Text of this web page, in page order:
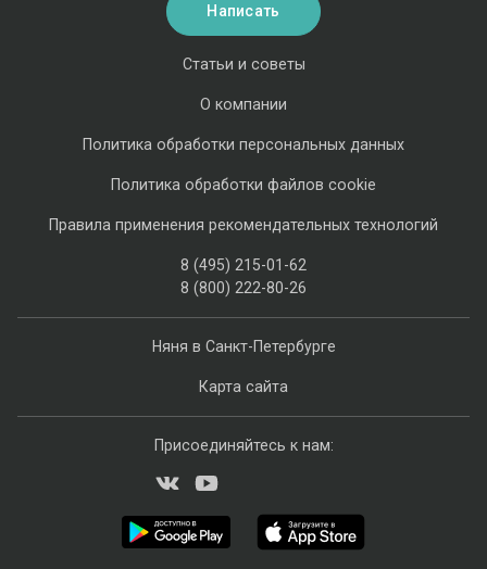
Няня в Санкт-Петербурге
Карта сайта
Статьи и советы
О компании
Политика обработки персональных данных
Политика обработки файлов cookie
Правила применения рекомендательных технологий
8 (495) 215-01-62
8 (800) 222-80-26
Написать
Присоединяйтесь к нам: